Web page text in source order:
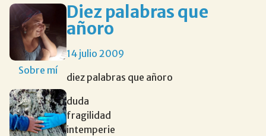
Sobre mí
diez palabras que
añoro
14 julio 2009
diez palabras que añoro
duda
fragilidad
intemperie